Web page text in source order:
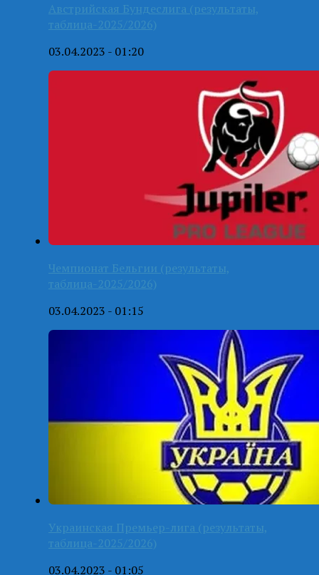
Австрийская Бундеслига (результаты,
таблица-2025/2026)
03.04.2023 - 01:20
Чемпионат Бельгии (результаты,
таблица-2025/2026)
03.04.2023 - 01:15
Украинская Премьер-лига (результаты,
таблица-2025/2026)
03.04.2023 - 01:05